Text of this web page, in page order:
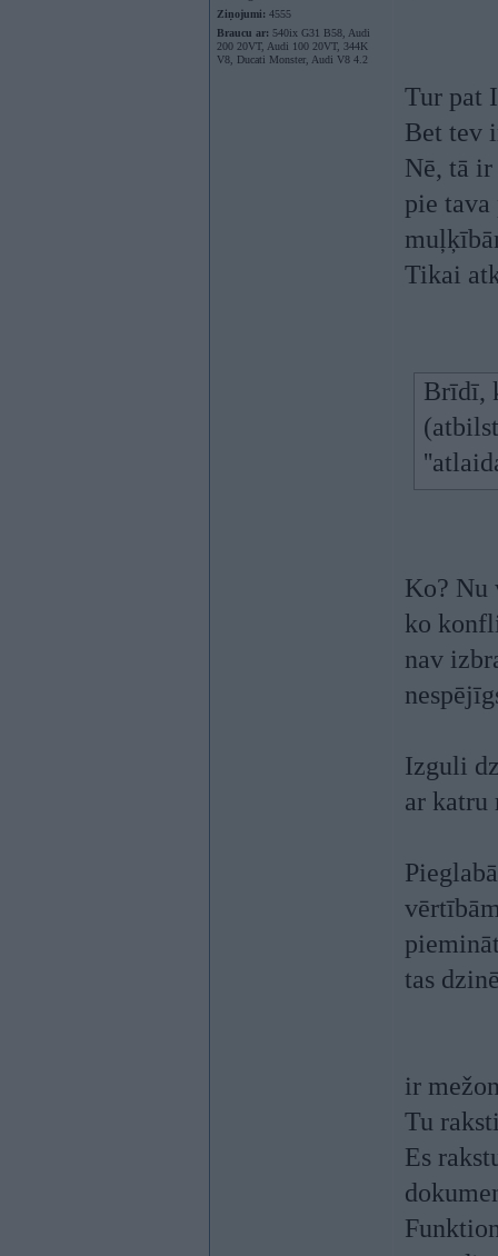
Ziņojumi: 4555
Braucu ar: 540ix G31 B58, Audi
200 20VT, Audi 100 20VT, 344K
V8, Ducati Monster, Audi V8 4.2
Tur pat
Bet tev
Nē, tā
pie
Tikai
Brīdī,
Ko? Nu
ko
nav
Izguli
ar katru
tas
ir
Tu
Es